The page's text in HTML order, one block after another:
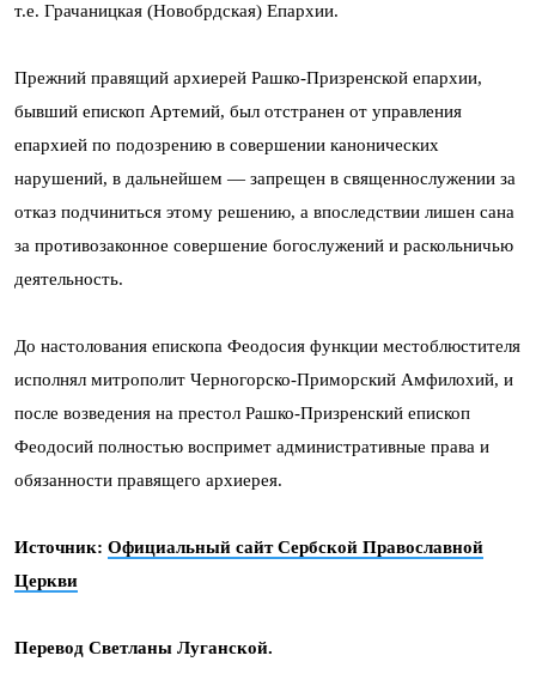
т.е. Грачаницкая (Новобрдская) Епархии.
Прежний правящий архиерей Рашко-Призренской епархии,
бывший епископ Артемий, был отстранен от управления
епархией по подозрению в совершении канонических
нарушений, в дальнейшем — запрещен в священнослужении за
отказ подчиниться этому решению, а впоследствии лишен сана
за противозаконное совершение богослужений и раскольничью
деятельность.
До настолования епископа Феодосия функции местоблюстителя
исполнял митрополит Черногорско-Приморский Амфилохий, и
после возведения на престол Рашко-Призренский епископ
Феодосий полностью воспримет административные права и
обязанности правящего архиерея.
Источник: Официальный сайт Сербской Православной
Церкви
Перевод Светланы Луганской.